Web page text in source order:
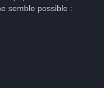
semble possible :